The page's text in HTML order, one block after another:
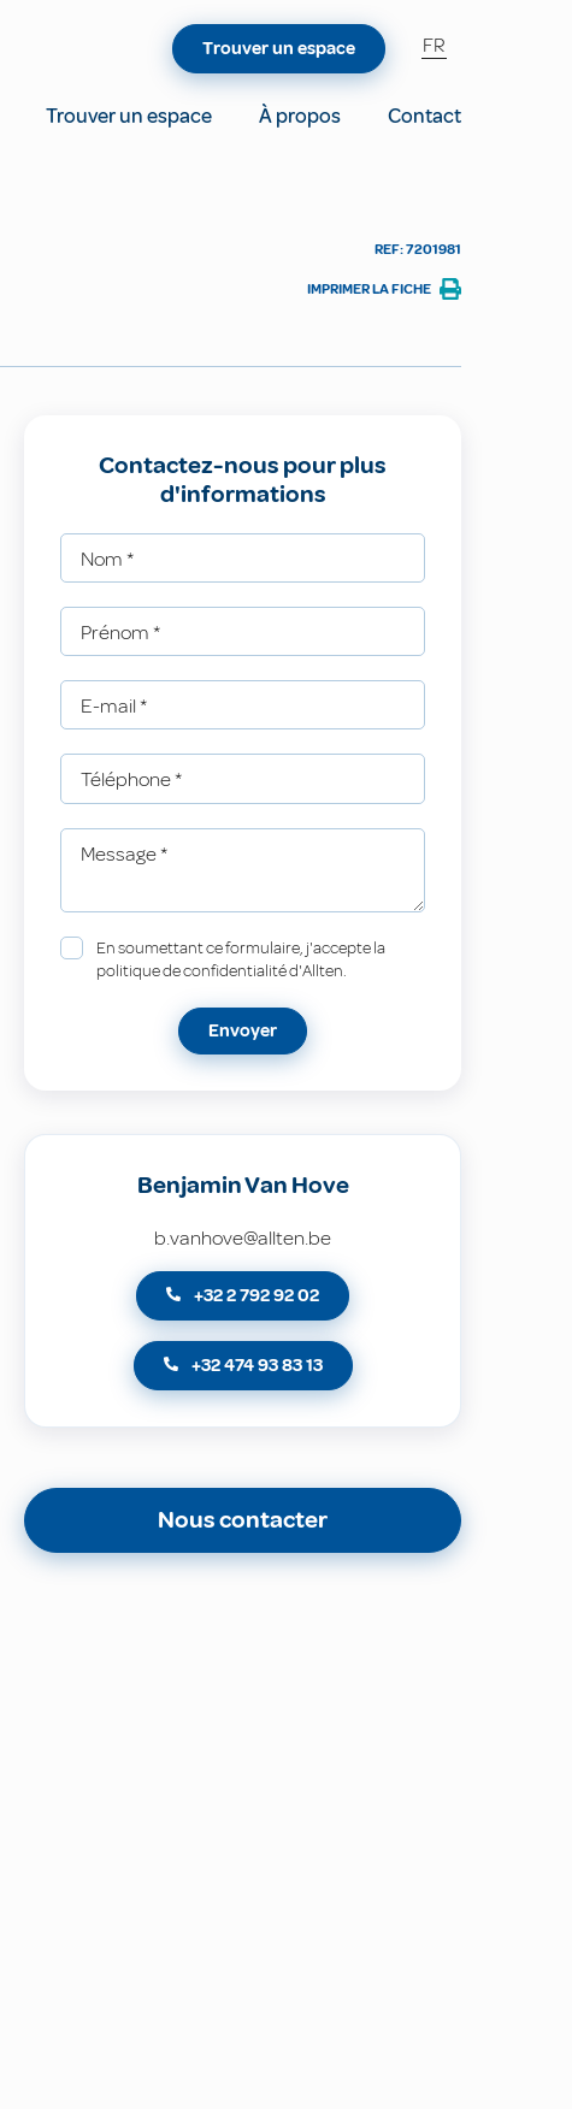
Trouver un espace À propos
Contact
Trouver un espace FR
REF: 7201981
IMPRIMER LA FICHE
Contactez-nous pour plus
d'informations
Nom *
Prénom *
E-mail *
Téléphone*
Message*
En soumettant ce formulaire, j'accepte la
politique de confidentialité d'Allten.
Envoyer
Benjamin Van Hove
b.vanhove@allten.be
+32 2 792 92 02
+32 474 93 83 13
Nous contacter